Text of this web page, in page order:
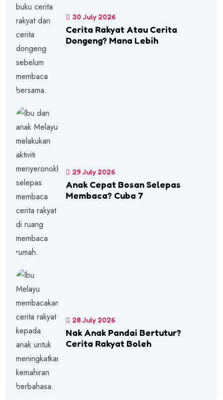
30 July 2026
Cerita Rakyat Atau Cerita
Dongeng? Mana Lebih
29 July 2026
Anak Cepat Bosan Selepas
Membaca? Cuba 7
28 July 2026
Nak Anak Pandai Bertutur?
Cerita Rakyat Boleh